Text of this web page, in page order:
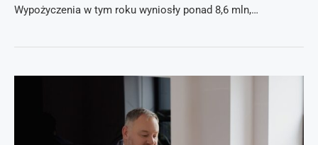
Wypożyczenia w tym roku wyniosły ponad 8,6 mln,…